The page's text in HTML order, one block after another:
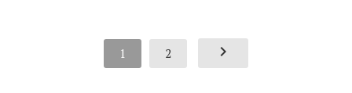
1 2 keyboard_arrow_right